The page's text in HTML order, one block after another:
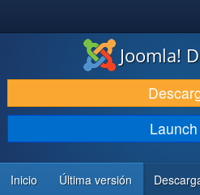
DESCARGAR & EXTENDER
DESCUBRE & APRENDE
COMUNIDAD & SOPORTE
RECURSOS PARA DESARROLLADORES
Joomla!
Launch
Inicio Última versión